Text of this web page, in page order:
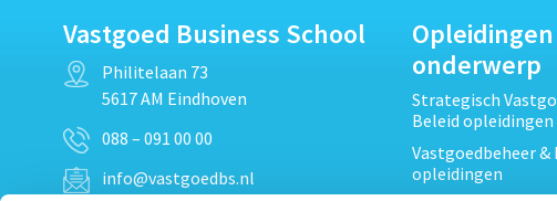
Vastgoed Business School
Philitelaan 73
5617 AM Eindhoven
088 – 091 00 00
info@vastgoedbs.nl
onderwerp
Strategisch
Beleid opleidingen
Vastgoedbeheer
opleidingen